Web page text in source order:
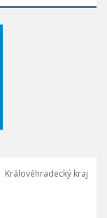
Královéhradecký kraj